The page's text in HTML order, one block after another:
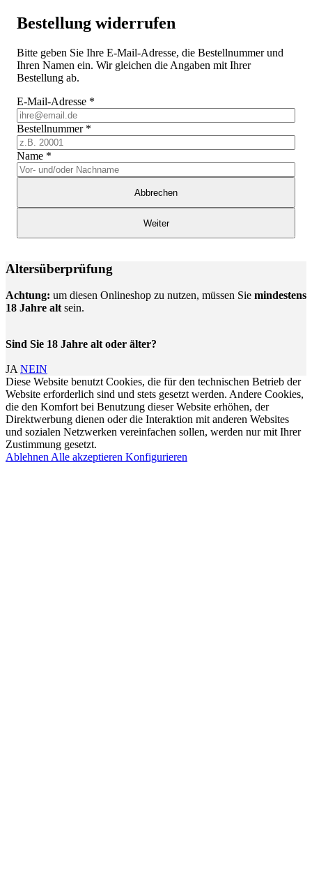
Bestellung widerrufen
Bitte geben Sie Ihre E-Mail-Adresse, die Bestellnummer und
Ihren Namen ein. Wir gleichen die Angaben mit Ihrer
Bestellung ab.
E-Mail-Adresse *
Bestellnummer *
Name *
Abbrechen
Weiter
Altersüberprüfung
Achtung: um diesen Onlineshop zu nutzen, müssen Sie mindestens
18 Jahre altsein.
Sind Sie 18 Jahre alt oder älter?
JA NEIN
Diese Website benutzt Cookies, die für den technischen Betrieb der
Website erforderlich sind und stets gesetzt werden. Andere Cookies,
die den Komfort bei Benutzung dieser Website erhöhen, der
Direktwerbung dienen oder die Interaktion mit anderen Websites
und sozialen Netzwerken vereinfachen sollen, werden nur mit Ihrer
Zustimmung gesetzt.
AblehnenAlle akzeptieren Konfigurieren